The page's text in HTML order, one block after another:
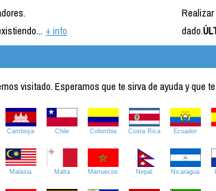
+ info
dado.
visitado. Esperamos que te sirva de ayuda y que
Camboya Chile Colombia Costa Rica Ecuador
Malasia Malta Marruecos Nepal Nicaragua